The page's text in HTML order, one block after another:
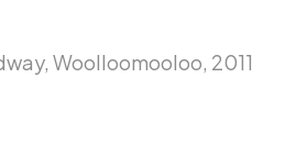
Woolloomooloo, 2011